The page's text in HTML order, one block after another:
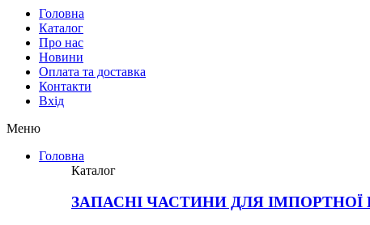
Головна
Каталог
Про нас
Новини
Оплата та доставка
Контакти
Вхiд
Меню
Головна
Каталог
ЗАПАСНІ ЧАСТИНИ ДЛЯ